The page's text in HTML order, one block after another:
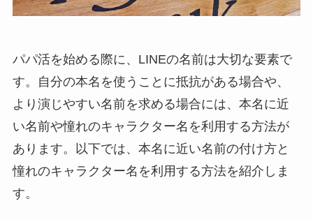
パパ活を始める際に、LINEの名前は大切な要素で
す。自分の本名を使うことに抵抗がある場合や、
より演じやすい名前を求める場合には、本名に近
い名前や憧れのキャラクター名を利用する方法が
あります。以下では、本名に近い名前の付け方と
憧れのキャラクター名を利用する方法を紹介しま
す。